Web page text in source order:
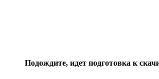
Подождите, идет подготовка к